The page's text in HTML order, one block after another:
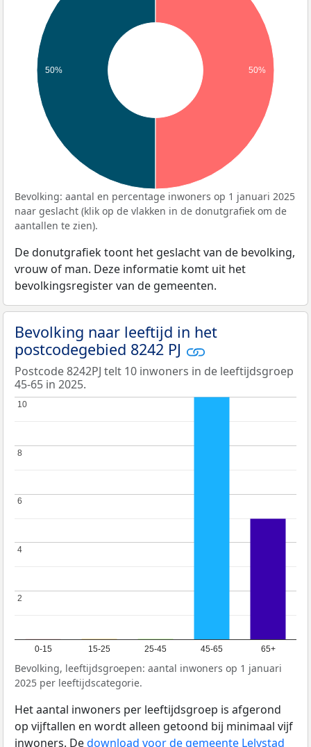
50% 50%
Bevolking: aantal en percentage inwoners op 1 januari 2025
naar geslacht (klik op de vlakken in de donutgrafiek om de
aantallen te zien).
De donutgrafiek toont het geslacht van de bevolking,
vrouw of man. Deze informatie komt uit het
bevolkingsregister van de gemeenten.
Bevolking naar leeftijd in het
postcodegebied 8242 PJ
Postcode 8242PJ telt 10 inwoners in de leeftijdsgroep
45-65 in 2025.
0-15 15-25 25-45 45-65 65+
2
2
4
4
6
6
8
8
10
10
Bevolking, leeftijdsgroepen: aantal inwoners op 1 januari
2025 per leeftijdscategorie.
Het aantal inwoners per leeftijdsgroep is afgerond
op vijftallen en wordt alleen getoond bij minimaal vijf
inwoners. Dedownload voor de gemeente Lelystad